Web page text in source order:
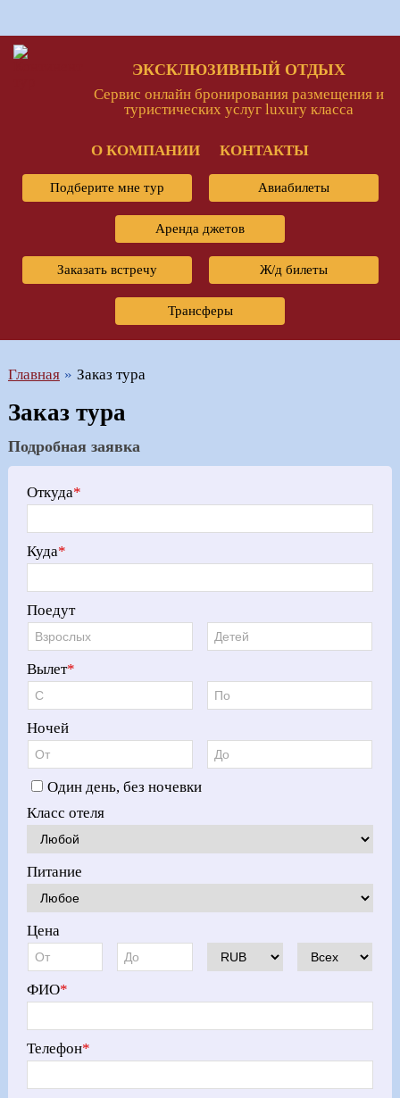
ЭКСКЛЮЗИВНЫЙ ОТДЫХ
Сервис онлайн бронирования размещения и
туристических услуг luxury класса
О КОМПАНИИ КОНТАКТЫ
Подберите мне тур Авиабилеты
Аренда джетов
Заказать встречу Ж/д билеты
Трансферы
Главная Заказ тура
Заказ тура
Подробная заявка
Откуда*
Куда*
Поедут
Вылет*
Ночей
Один день, без ночевки
Класс отеля
Питание
Цена
ФИО*
Телефон*